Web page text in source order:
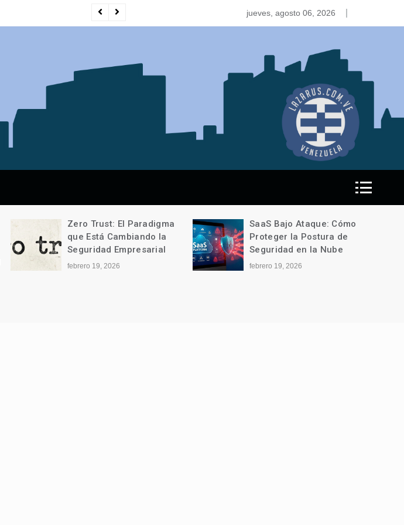
5 recomendaciones para asegurar la ciberseguridad en el
jueves, agosto 06, 2026
Zero Trust: El Paradigma
que Está Cambiando la
Seguridad Empresarial
febrero 19, 2026
SaaS Bajo Ataque: Cómo
Proteger la Postura de
Seguridad en la Nube
febrero 19, 2026